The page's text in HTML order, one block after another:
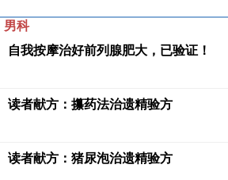
男科
自我按摩治好前列腺肥大，已验证！
读者献方：攥药法治遗精验方
读者献方：猪尿泡治遗精验方